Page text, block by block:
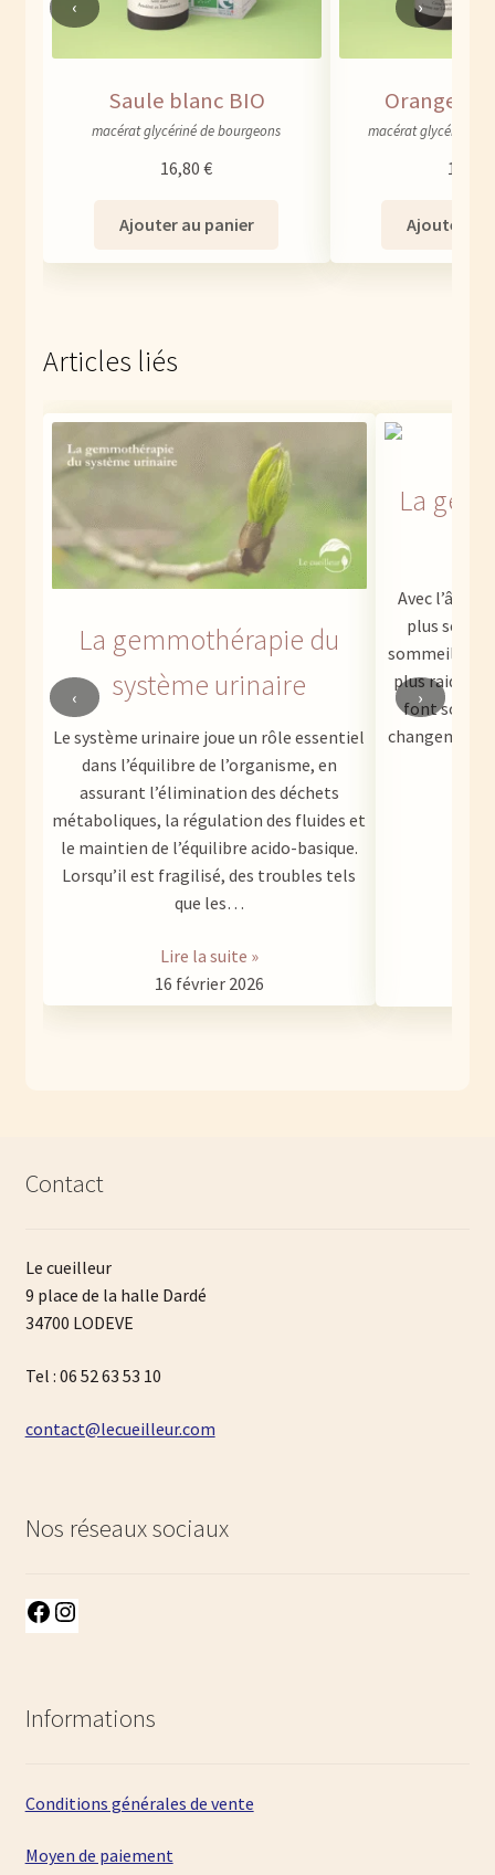
Saule blanc BIO
macérat glycériné de bourgeons
16,80€
Ajouter au panier
Oranger
macérat glycériné de
16,80
Ajouter au
‹ ›
Articles liés
La gemmothérapie du
système urinaire
Le système urinaire joue un rôle essentiel
dans l’équilibre de l’organisme, en
assurant l’élimination des déchets
métaboliques, la régulation des fluides et
le maintien de l’équilibre acido-basique.
Lorsqu’il est fragilisé, des troubles tels
que les…
Lire la suite »
16 février 2026
La
Avec l’âge,
plus
sommeil
plus raides
font
‹ ›
Contact
Le cueilleur
9 place de la halle Dardé
34700 LODEVE
Tel : 06 52 63 53 10
contact@lecueilleur.com
Nos réseaux sociaux
Facebook
Informations
Conditions générales de vente
Moyen de paiement